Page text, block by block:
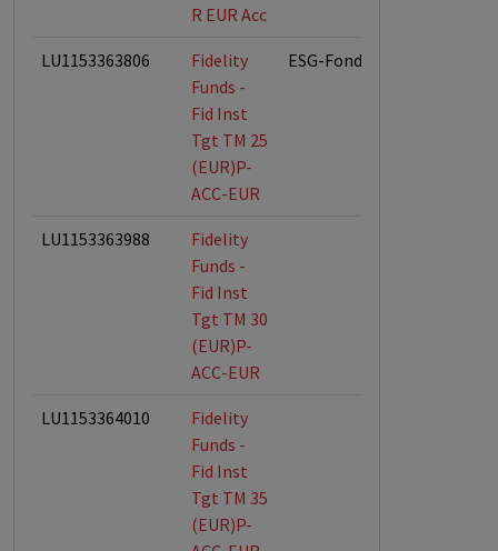
R EUR Acc
LU1153363806
Fidelity
Funds -
Fid Inst
Tgt TM 25
(EUR)P-
ACC-EUR
ESG-Fonds
LU1153363988
Fidelity
Funds -
Fid Inst
Tgt TM 30
(EUR)P-
ACC-EUR
LU1153364010
Fidelity
Funds -
Fid Inst
Tgt TM 35
(EUR)P-